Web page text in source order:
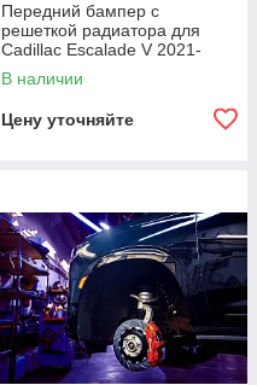
Передний бампер с
решеткой радиатора для
Cadillac Escalade V 2021-
2024+ Кадиллак
В наличии
Цену уточняйте